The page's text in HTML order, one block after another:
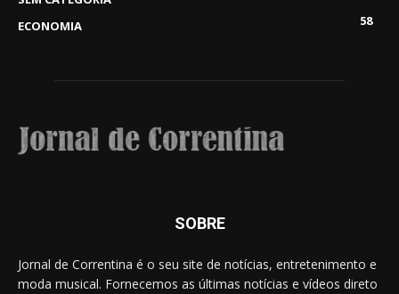
ECONOMIA
58
SOBRE
Jornal de Correntina é o seu site de notícias, entretenimento e
moda musical. Fornecemos as últimas notícias e vídeos direto